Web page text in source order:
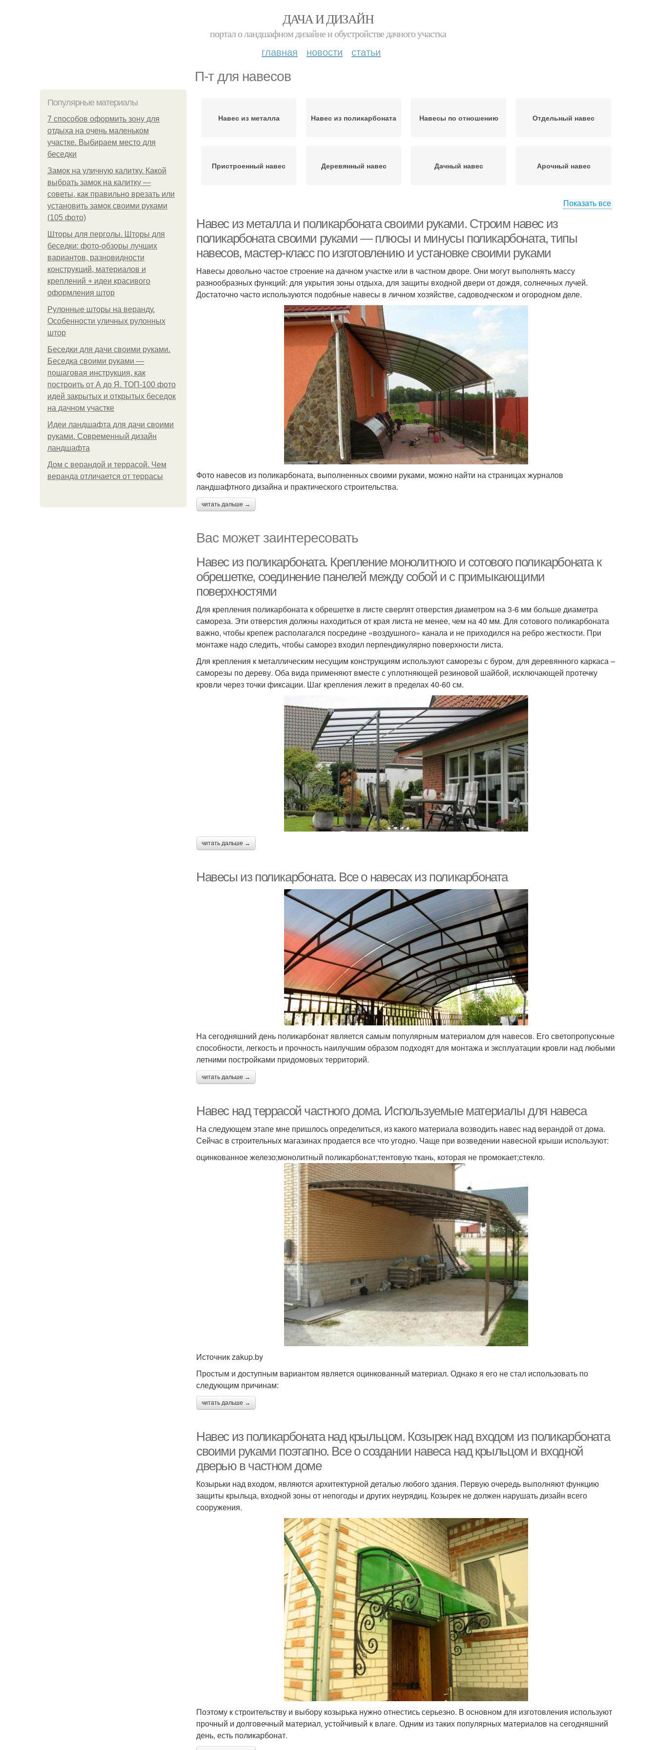
ДАЧА И ДИЗАЙН
портал о ландшафном дизайне и обустройстве дачного участка
главная новости статьи
П-т для навесов
Популярные материалы
7 способов оформить зону для
отдыха на очень маленьком
участке. Выбираем место для
беседки
Замок на уличную калитку. Какой
выбрать замок на калитку —
советы, как правильно врезать или
установить замок своими руками
(105 фото)
Шторы для перголы. Шторы для
беседки: фото-обзоры лучших
вариантов, разновидности
конструкций, материалов и
креплений + идеи красивого
оформления штор
Рулонные шторы на веранду.
Особенности уличных рулонных
штор
Беседки для дачи своими руками.
Беседка своими руками —
пошаговая инструкция, как
построить от А до Я. ТОП-100 фото
идей закрытых и открытых беседок
на дачном участке
Идеи ландшафта для дачи своими
руками. Современный дизайн
ландшафта
Дом с верандой и террасой. Чем
веранда отличается от террасы
Навес из металла Навес из поликарбоната Навесы по отношению Отдельный навес
Пристроенный навес Деревянный навес Дачный навес Арочный навес
поликарбоната
Навес для дачи
Показать все
Навес из металла и поликарбоната своими руками. Строим навес из
поликарбоната своими руками — плюсы и минусы поликарбоната, типы
навесов, мастер-класс по изготовлению и установке своими руками
Навесы довольно частое строение на дачном участке или в частном дворе. Они могут выполнять массу
разнообразных функций: для укрытия зоны отдыха, для защиты входной двери от дождя, солнечных лучей.
Достаточно часто используются подобные навесы в личном хозяйстве, садоводческом и огородном деле.
Фото навесов из поликарбоната, выполненных своими руками, можно найти на страницах журналов
ландшафтного дизайна и практического строительства.
читать дальше →
Вас может заинтересовать
Навес из поликарбоната. Крепление монолитного и сотового поликарбоната к
обрешетке, соединение панелей между собой и с примыкающими
поверхностями
Для крепления поликарбоната к обрешетке в листе сверлят отверстия диаметром на 3-6 мм больше диаметра
самореза. Эти отверстия должны находиться от края листа не менее, чем на 40 мм. Для сотового поликарбоната
важно, чтобы крепеж располагался посредине «воздушного» канала и не приходился на ребро жесткости. При
монтаже надо следить, чтобы саморез входил перпендикулярно поверхности листа.
Для крепления к металлическим несущим конструкциям используют саморезы с буром, для деревянного каркаса –
саморезы по дереву. Оба вида применяют вместе с уплотняющей резиновой шайбой, исключающей протечку
кровли через точки фиксации. Шаг крепления лежит в пределах 40-60 см.
читать дальше →
Навесы из поликарбоната. Все о навесах из поликарбоната
На сегодняшний день поликарбонат является самым популярным материалом для навесов. Его светопропускные
способности, легкость и прочность наилучшим образом подходят для монтажа и эксплуатации кровли над любыми
летними постройками придомовых территорий.
читать дальше →
Навес над террасой частного дома. Используемые материалы для навеса
На следующем этапе мне пришлось определиться, из какого материала возводить навес над верандой от дома.
Сейчас в строительных магазинах продается все что угодно. Чаще при возведении навесной крыши используют:
оцинкованное железо;монолитный поликарбонат;тентовую ткань, которая не промокает;стекло.
Источник zakup.by
Простым и доступным вариантом является оцинкованный материал. Однако я его не стал использовать по
следующим причинам:
читать дальше →
Навес из поликарбоната над крыльцом. Козырек над входом из поликарбоната
своими руками поэтапно. Все о создании навеса над крыльцом и входной
дверью в частном доме
Козырьки над входом, являются архитектурной деталью любого здания. Первую очередь выполняют функцию
защиты крыльца, входной зоны от непогоды и других неурядиц. Козырек не должен нарушать дизайн всего
сооружения.
Поэтому к строительству и выбору козырька нужно отнестись серьезно. В основном для изготовления используют
прочный и долговечный материал, устойчивый к влаге. Одним из таких популярных материалов на сегодняшний
день, есть поликарбонат.